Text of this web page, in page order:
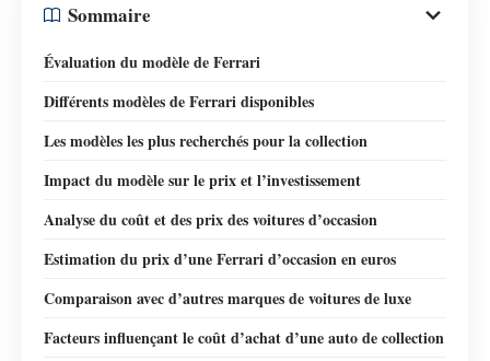
Sommaire
Évaluation du modèle de Ferrari
Différents modèles de Ferrari disponibles
Les modèles les plus recherchés pour la collection
Impact du modèle sur le prix et l’investissement
Analyse du coût et des prix des voitures d’occasion
Estimation du prix d’une Ferrari d’occasion en euros
Comparaison avec d’autres marques de voitures de luxe
Facteurs influençant le coût d’achat d’une auto de collection